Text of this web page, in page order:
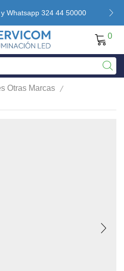
Whatsapp 324 44 50000
0
Otras Marcas /